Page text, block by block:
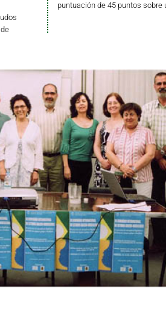
puntuación de 45 puntos sobre